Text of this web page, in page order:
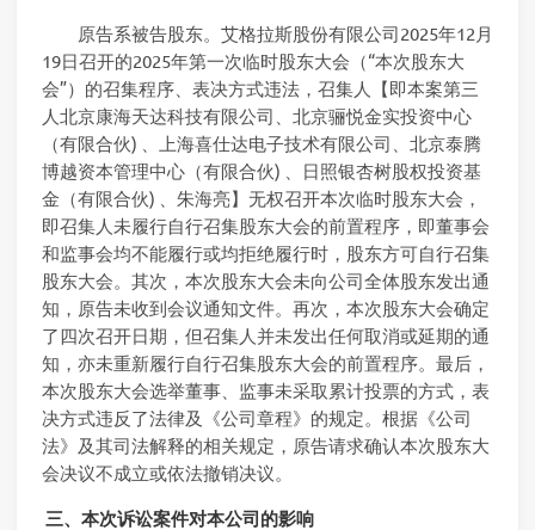
原告系被告股东。艾格拉斯股份有限公司2025年12月
19日召开的2025年第一次临时股东大会（“本次股东大
会”）的召集程序、表决方式违法，召集人【即本案第三
人北京康海天达科技有限公司、北京骊悦金实投资中心
（有限合伙) 、上海喜仕达电子技术有限公司、北京泰腾
博越资本管理中心（有限合伙) 、日照银杏树股权投资基
金（有限合伙) 、朱海亮】无权召开本次临时股东大会，
即召集人未履行自行召集股东大会的前置程序，即董事会
和监事会均不能履行或均拒绝履行时，股东方可自行召集
股东大会。其次，本次股东大会未向公司全体股东发出通
知，原告未收到会议通知文件。再次，本次股东大会确定
了四次召开日期，但召集人并未发出任何取消或延期的通
知，亦未重新履行自行召集股东大会的前置程序。最后，
本次股东大会选举董事、监事未采取累计投票的方式，表
决方式违反了法律及《公司章程》的规定。根据《公司
法》及其司法解释的相关规定，原告请求确认本次股东大
会决议不成立或依法撤销决议。
三、本次诉讼案件对本公司的影响